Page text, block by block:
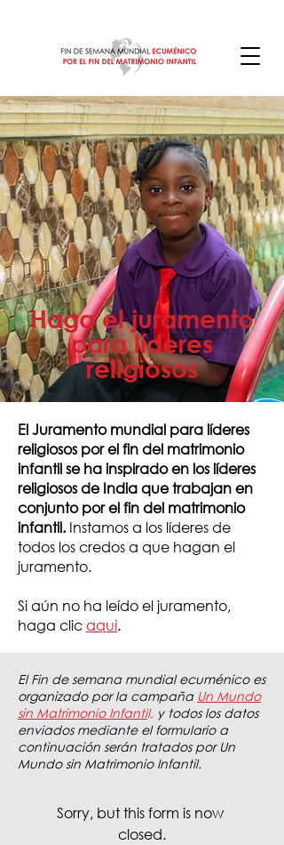
Haga el juramento
para líderes
religiosos
El Juramento mundial para líderes
religiosos por el fin del matrimonio
infantil se ha inspirado en los líderes
religiosos de India que trabajan en
conjunto por el fin del matrimonio
infantil. Instamos a los líderes de
todos los credos a que hagan el
juramento.
Si aún no ha leído el juramento,
haga clicaquí.
El Fin de semana mundial ecuménico es
organizado por la campaña Un Mundo
sin Matrimonio Infantil, y todos los datos
enviados mediante el formulario a
continuación serán tratados por Un
Mundo sin Matrimonio Infantil.
Sorry, but this form is now
closed.